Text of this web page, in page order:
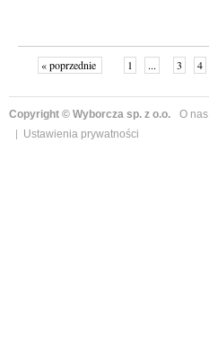
« poprzednie 1 ... 3 4
Copyright © Wyborcza sp. z o.o. O nas
Ustawienia prywatności